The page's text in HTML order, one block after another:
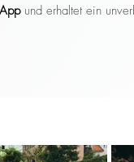
und erhaltet ein